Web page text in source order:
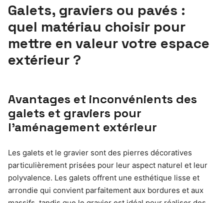
Galets, graviers ou pavés :
quel matériau choisir pour
mettre en valeur votre espace
extérieur ?
Avantages et inconvénients des
galets et graviers pour
l’aménagement extérieur
Les galets et le gravier sont des pierres décoratives
particulièrement prisées pour leur aspect naturel et leur
polyvalence. Les galets offrent une esthétique lisse et
arrondie qui convient parfaitement aux bordures et aux